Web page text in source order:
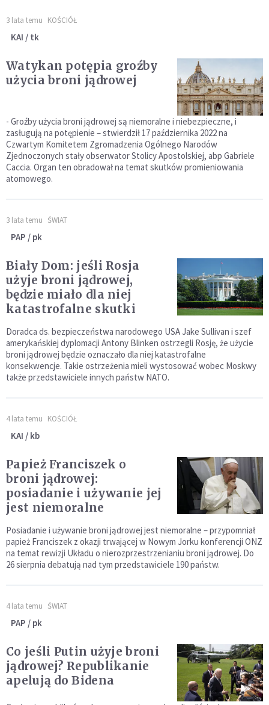
3 lata temu KOŚCIÓŁ
KAI / tk
Watykan potępia groźby
użycia broni jądrowej
- Groźby użycia broni jądrowej są niemoralne i niebezpieczne, i
zasługują na potępienie – stwierdził 17 października 2022 na
Czwartym Komitetem Zgromadzenia Ogólnego Narodów
Zjednoczonych stały obserwator Stolicy Apostolskiej, abp Gabriele
Caccia. Organ ten obradował na temat skutków promieniowania
atomowego.
3 lata temu ŚWIAT
PAP / pk
Biały Dom: jeśli Rosja
użyje broni jądrowej,
będzie miało dla niej
katastrofalne skutki
Doradca ds. bezpieczeństwa narodowego USA Jake Sullivan i szef
amerykańskiej dyplomacji Antony Blinken ostrzegli Rosję, że użycie
broni jądrowej będzie oznaczało dla niej katastrofalne
konsekwencje. Takie ostrzeżenia mieli wystosować wobec Moskwy
także przedstawiciele innych państw NATO.
4 lata temu KOŚCIÓŁ
KAI / kb
Papież Franciszek o
broni jądrowej:
posiadanie i używanie jej
jest niemoralne
Posiadanie i używanie broni jądrowej jest niemoralne – przypomniał
papież Franciszek z okazji trwającej w Nowym Jorku konferencji ONZ
na temat rewizji Układu o nierozprzestrzenianiu broni jądrowej. Do
26 sierpnia debatują nad tym przedstawiciele 190 państw.
4 lata temu ŚWIAT
PAP / pk
Co jeśli Putin użyje broni
jądrowej? Republikanie
apelują do Bidena